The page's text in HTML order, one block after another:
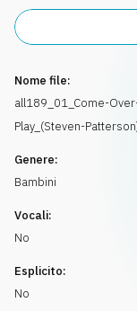
Nome file:
all189_01_Come-
Play_(Steven-
Genere:
Bambini
Vocali:
No
Esplicito:
No